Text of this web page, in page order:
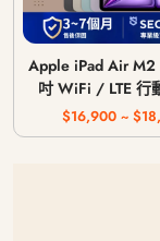
Apple iPad Air
吋 WiFi / LTE 行
128G 256G
$16,900 ~